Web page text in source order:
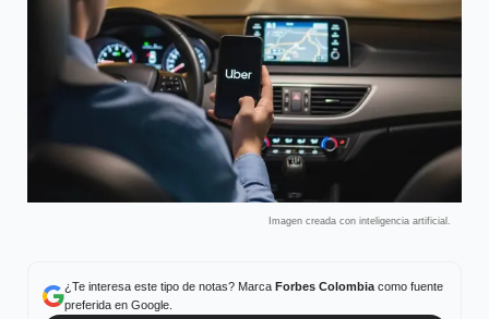
Imagen creada con inteligencia artificial.
¿Te interesa este tipo de notas? Marca Forbes Colombiacomo fuente
preferida en Google.